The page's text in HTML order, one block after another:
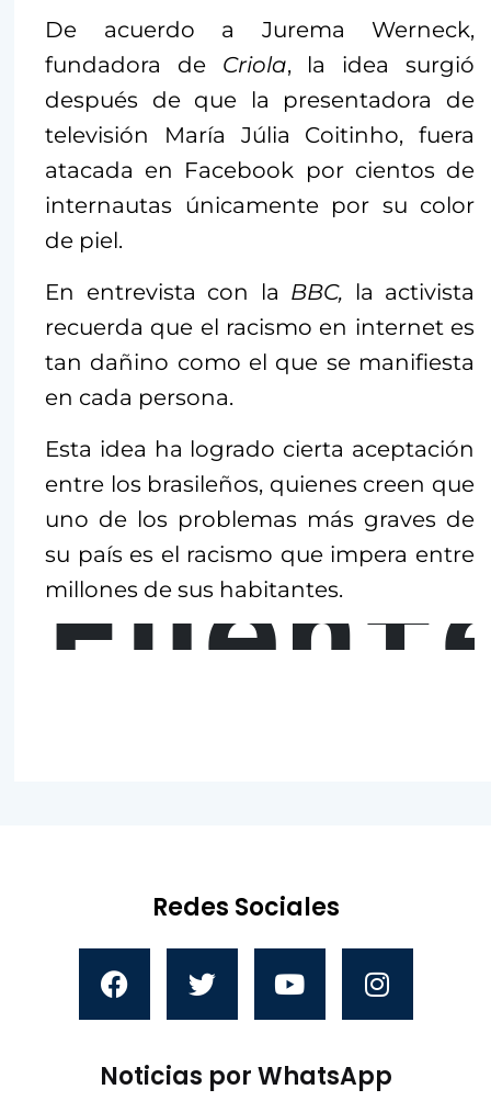
De acuerdo a Jurema Werneck,
fundadora de Criola, la idea surgió
después de que la presentadora de
televisión María Júlia Coitinho, fuera
atacada en Facebook por cientos de
internautas únicamente por su color
de piel.
En entrevista con la BBC, la activista
recuerda que el racismo en internet es
tan dañino como el que se manifiesta
en cada persona.
Esta idea ha logrado cierta aceptación
entre los brasileños, quienes creen que
uno de los problemas más graves de
su país es el racismo que impera entre
millones de sus habitantes.
Redes Sociales
Noticias por WhatsApp